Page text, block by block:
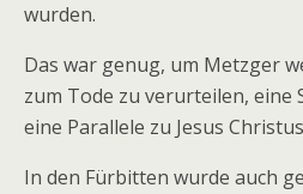
wurden.
Das war genug, um Metzger
zum Tode zu verurteilen, eine
eine Parallele zu Jesus
In den Fürbitten wurde auch